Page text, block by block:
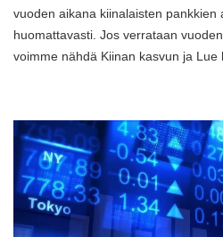
vuoden aikana kiinalaisten pankkien
huomattavasti. Jos verrataan
voimme nähdä Kiinan kasvun ja Lue